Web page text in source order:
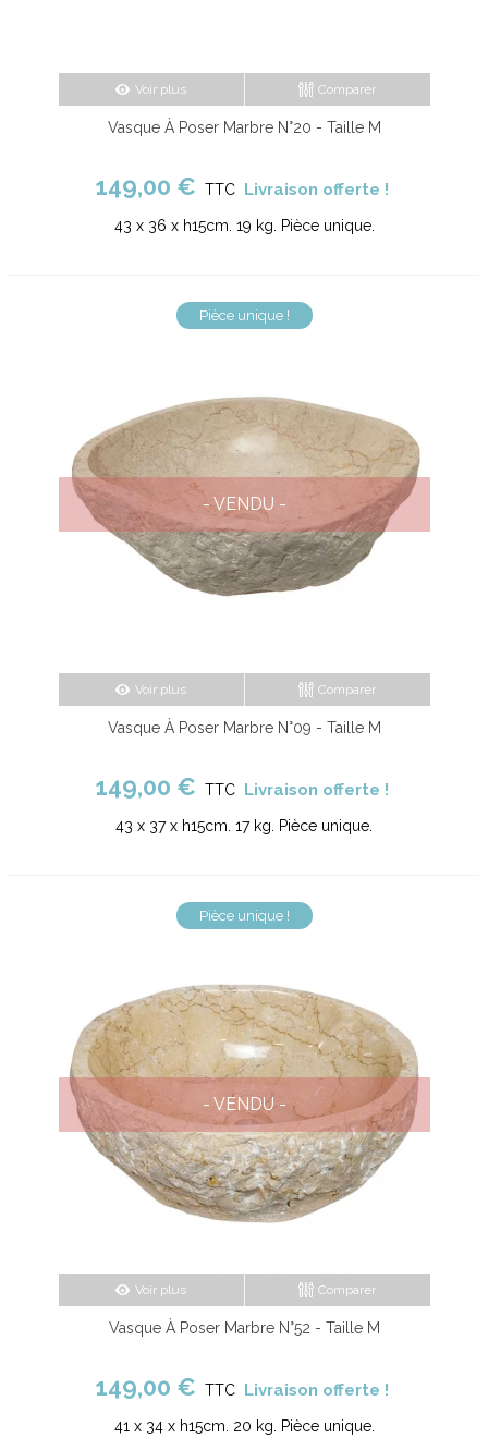
Voir plus Comparer
Vasque À Poser Marbre N°20 - Taille M
149,00 € TTC Livraison offerte !
43 x 36 x h15cm. 19 kg. Pièce unique.
Pièce unique !
- VENDU -
Voir plus Comparer
Vasque À Poser Marbre N°09 - Taille M
149,00 € TTC Livraison offerte !
43 x 37 x h15cm. 17 kg. Pièce unique.
Pièce unique !
- VENDU -
Voir plus Comparer
Vasque À Poser Marbre N°52 - Taille M
149,00 € TTC Livraison offerte !
41 x 34 x h15cm. 20 kg. Pièce unique.